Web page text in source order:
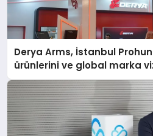
Derya Arms, İstanbul
ürünlerini ve global marka